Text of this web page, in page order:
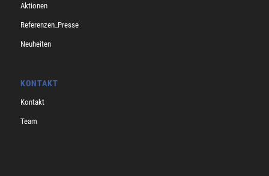
Aktionen
Referenzen_Presse
Neuheiten
KONTAKT
Kontakt
Team